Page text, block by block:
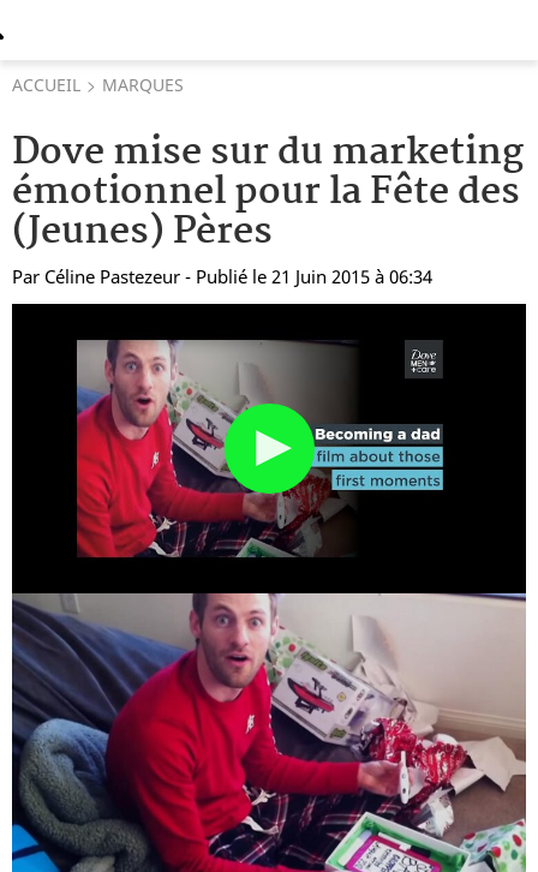
ACCUEIL MARQUES
Dove mise sur du marketing
émotionnel pour la Fête des
(Jeunes) Pères
Par Céline Pastezeur - Publié le 21 Juin 2015 à 06:34